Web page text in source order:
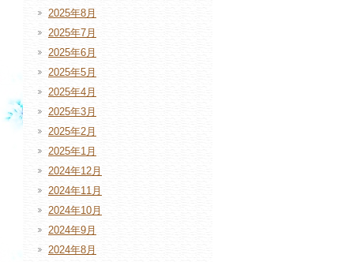
2025年8月
2025年7月
2025年6月
2025年5月
2025年4月
2025年3月
2025年2月
2025年1月
2024年12月
2024年11月
2024年10月
2024年9月
2024年8月